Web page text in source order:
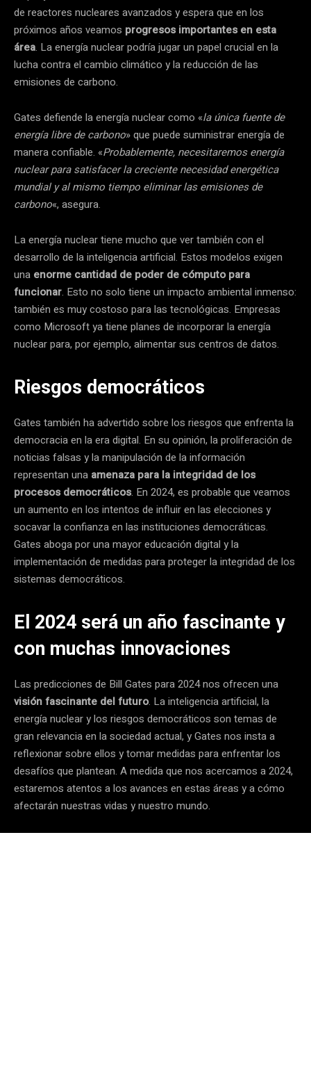
de reactores nucleares avanzados y espera que en los
próximos años veamos progresos importantes en esta
área. La energía nuclear podría jugar un papel crucial en la
lucha contra el cambio climático y la reducción de las
emisiones de carbono.
Gates defiende la energía nuclear como «la única fuente de
energía libre de carbono» que puede suministrar energía de
manera confiable. «Probablemente, necesitaremos energía
nuclear para satisfacer la creciente necesidad energética
mundial y al mismo tiempo eliminar las emisiones de
carbono«, asegura.
La energía nuclear tiene mucho que ver también con el
desarrollo de la inteligencia artificial. Estos modelos exigen
una enorme cantidad de poder de cómputo para
funcionar. Esto no solo tiene un impacto ambiental inmenso:
también es muy costoso para las tecnológicas. Empresas
como Microsoft ya tiene planes de incorporar la energía
nuclear para, por ejemplo, alimentar sus centros de datos.
Riesgos democráticos
Gates también ha advertido sobre los riesgos que enfrenta la
democracia en la era digital. En su opinión, la proliferación de
noticias falsas y la manipulación de la información
representan una amenaza para la integridad de los
procesos democráticos. En 2024, es probable que veamos
un aumento en los intentos de influir en las elecciones y
socavar la confianza en las instituciones democráticas.
Gates aboga por una mayor educación digital y la
implementación de medidas para proteger la integridad de los
sistemas democráticos.
El 2024 será un año fascinante y
con muchas innovaciones
Las predicciones de Bill Gates para 2024 nos ofrecen una
visión fascinante del futuro. La inteligencia artificial, la
energía nuclear y los riesgos democráticos son temas de
gran relevancia en la sociedad actual, y Gates nos insta a
reflexionar sobre ellos y tomar medidas para enfrentar los
desafíos que plantean. A medida que nos acercamos a 2024,
estaremos atentos a los avances en estas áreas y a cómo
afectarán nuestras vidas y nuestro mundo.